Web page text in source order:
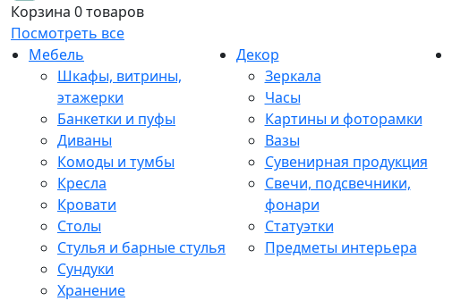
Корзина 0 товаров
Посмотреть все
Мебель
Шкафы, витрины,
этажерки
Банкетки и пуфы
Диваны
Комоды и тумбы
Кресла
Кровати
Столы
Стулья и барные стулья
Сундуки
Хранение
Декор
Зеркала
Часы
Картины и фоторамки
Вазы
Сувенирная продукция
Свечи, подсвечники,
фонари
Статуэтки
Предметы интерьера